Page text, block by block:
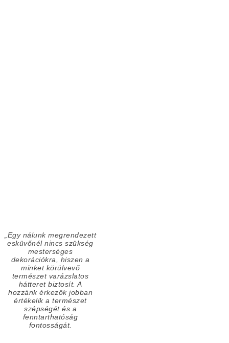
„Egy nálunk megrendezett
esküvőnél nincs szükség
mesterséges
dekorációkra, hiszen a
minket körülvevő
természet varázslatos
hátteret biztosít. A
hozzánk érkezők jobban
értékelik a természet
szépségét és a
fenntarthatóság
fontosságát.